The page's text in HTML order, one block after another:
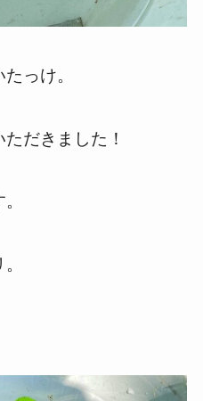
っけ。
だきました！